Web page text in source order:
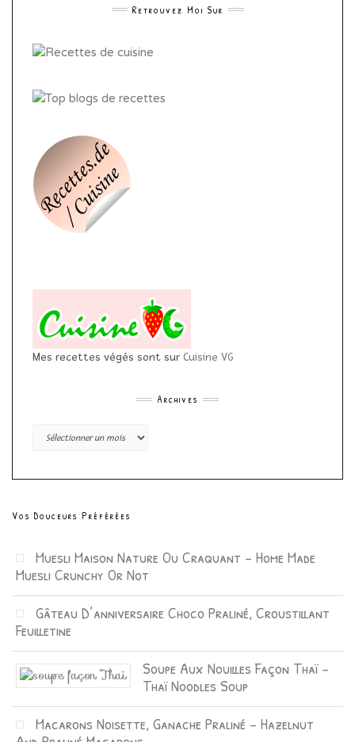
Retrouvez Moi Sur
Mes recettes végés sont sur Cuisine VG
Archives
Archives
Vos Douceurs Préférées
Muesli Maison Nature Ou Craquant – Home Made
Muesli Crunchy Or Not
Gâteau D’anniversaire Choco Praliné, Croustillant
Feuilletine
Soupe Aux Nouilles Façon Thaï –
Thaï Noodles Soup
Macarons Noisette, Ganache Praliné – Hazelnut